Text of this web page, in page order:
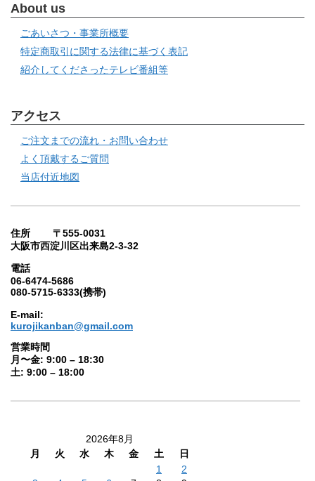
About us
ごあいさつ・事業所概要
特定商取引に関する法律に基づく表記
紹介してくださったテレビ番組等
アクセス
ご注文までの流れ・お問い合わせ
よく頂戴するご質問
当店付近地図
住所 〒555-0031
大阪市西淀川区出来島2-3-32
電話
06-6474-5686
080-5715-6333(携帯)
E-mail:
kurojikanban@gmail.com
営業時間
月〜金: 9:00 – 18:30
土: 9:00 – 18:00
2026年8月
月
火 水 木 金 土
日
1
2